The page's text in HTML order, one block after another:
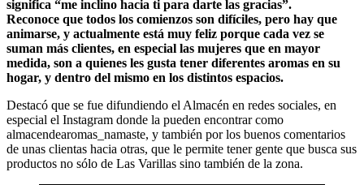
significa “me inclino hacia ti para darte las gracias”.
Reconoce que todos los comienzos son difíciles, pero hay que
animarse, y actualmente está muy feliz porque cada vez se
suman más clientes, en especial las mujeres que en mayor
medida, son a quienes les gusta tener diferentes aromas en su
hogar, y dentro del mismo en los distintos espacios.
Destacó que se fue difundiendo el Almacén en redes sociales, en
especial el Instagram donde la pueden encontrar como
almacendearomas_namaste, y también por los buenos comentarios
de unas clientas hacia otras, que le permite tener gente que busca sus
productos no sólo de Las Varillas sino también de la zona.